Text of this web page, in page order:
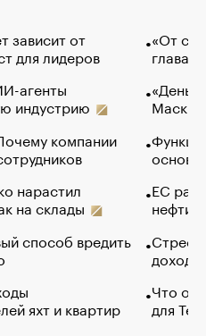
зависит от
для лидеров
агенты
индустрию
компании
нарастил
на склады
способ вредить
яхт и квартир
«От
глава
Маск в
основ
ЕС
нефти
Что
для